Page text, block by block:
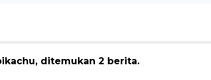
ditemukan 2 berita.